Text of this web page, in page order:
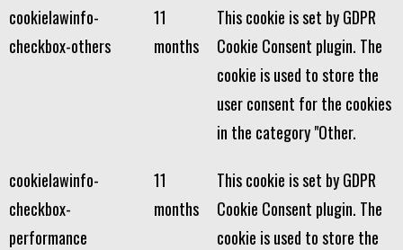
cookielawinfo-
checkbox-others
11
months
This cookie is set by GDPR
Cookie Consent plugin. The
cookie is used to store the
user consent for the cookies
in the category "Other.
cookielawinfo-
checkbox-
performance
11
months
This cookie is set by GDPR
Cookie Consent plugin. The
cookie is used to store the